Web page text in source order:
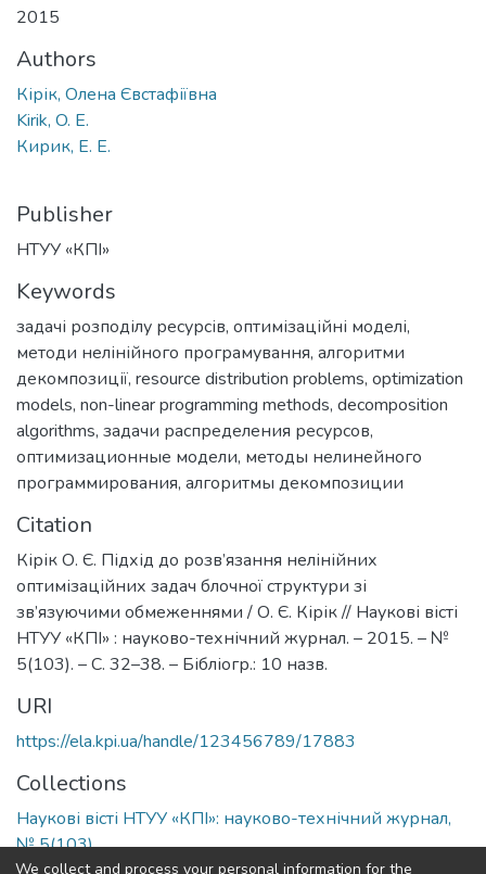
2015
Authors
Кірік, Олена Євстафіївна
Kirik, O. E.
Кирик, Е. Е.
Publisher
НТУУ «КПІ»
Keywords
задачі розподілу ресурсів, оптимізаційні моделі,
методи нелінійного програмування, алгоритми
декомпозиції, resource distribution problems, optimization
models, non-linear programming methods, decomposition
algorithms, задачи распределения ресурсов,
оптимизационные модели, методы нелинейного
программирования, алгоритмы декомпозиции
Citation
Кірік О. Є. Підхід до розв’язання нелінійних
оптимізаційних задач блочної структури зі
зв’язуючими обмеженнями / О. Є. Кірік // Наукові вісті
НТУУ «КПІ» : науково-технічний журнал. – 2015. – №
5(103). – С. 32–38. – Бібліогр.: 10 назв.
URI
https://ela.kpi.ua/handle/123456789/17883
Collections
Наукові вісті НТУУ «КПІ»: науково-технічний журнал,
№ 5(103)
We collect and process your personal information for the